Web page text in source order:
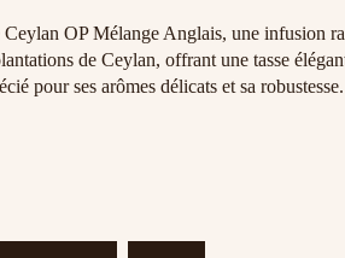
OP Mélange Anglais, une infusion
de Ceylan, offrant une tasse
pour ses arômes délicats et sa robustesse.